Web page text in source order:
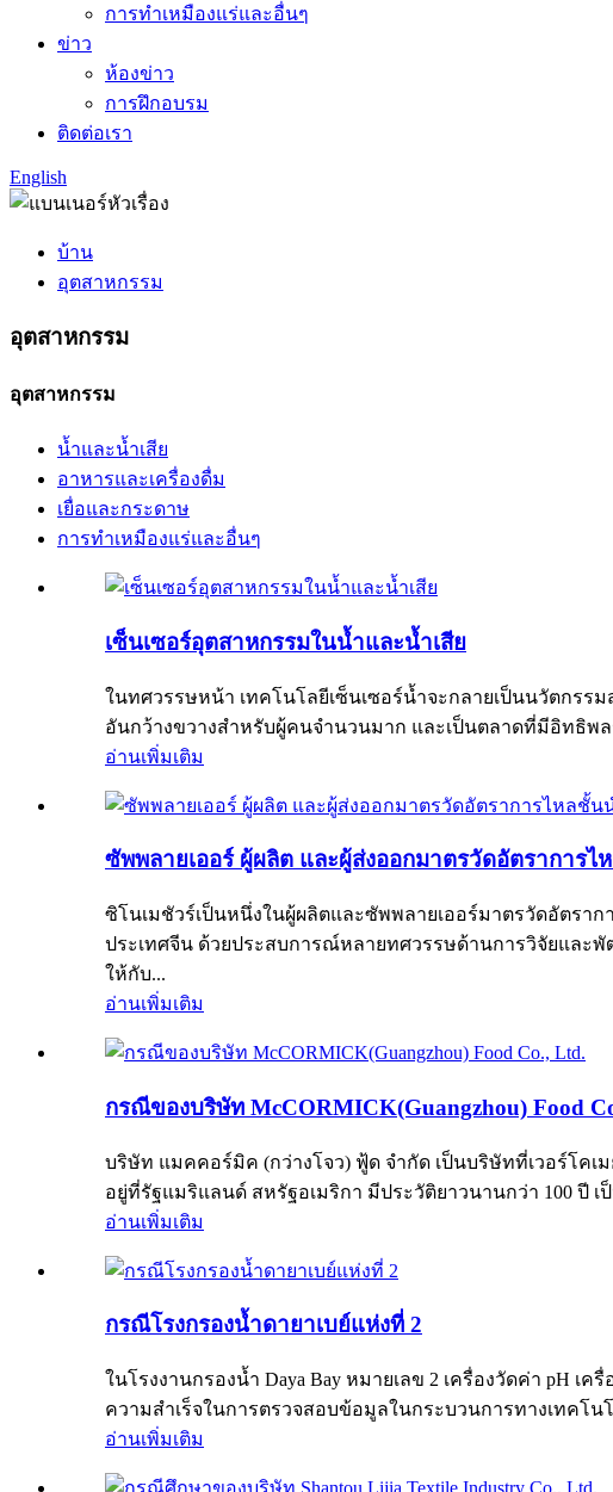
การทำเหมืองแร่และอื่นๆ
ข่าว
ห้องข่าว
การฝึกอบรม
ติดต่อเรา
English
บ้าน
อุตสาหกรรม
อุตสาหกรรม
อุตสาหกรรม
น้ำและน้ำเสีย
อาหารและเครื่องดื่ม
เยื่อและกระดาษ
การทำเหมืองแร่และอื่นๆ
เซ็นเซอร์อุตสาหกรรมในน้ำและน้ำเสีย
ในทศวรรษหน้า เทคโนโลยีเซ็นเซอร์น้ำจะกลายเป็นนวัตกร
อันกว้างขวางสำหรับผู้คนจำนวนมาก และเป็นตลาดที่มีอิทธิพ
อ่านเพิ่มเติม
ซัพพลายเออร์ ผู้ผลิต และผู้ส่งออกมาตรวัดอัตราการไ
ซิโนเมชัวร์เป็นหนึ่งในผู้ผลิตและซัพพลายเออร์มาตรวัดอัตรา
ประเทศจีน ด้วยประสบการณ์หลายทศวรรษด้านการวิจัยและ
ให้กับ...
อ่านเพิ่มเติม
กรณีของบริษัท McCORMICK(Guangzhou) Food
บริษัท แมคคอร์มิค (กว่างโจว) ฟู้ด จำกัด เป็นบริษัทที่เวอร์โค
อยู่ที่รัฐแมริแลนด์ สหรัฐอเมริกา มีประวัติยาวนานกว่า 100 ปี
อ่านเพิ่มเติม
กรณีโรงกรองน้ำดายาเบย์แห่งที่ 2
ในโรงงานกรองน้ำ Daya Bay หมายเลข 2 เครื่องวัดค่า pH
ความสำเร็จในการตรวจสอบข้อมูลในกระบวนการทางเทคโ
อ่านเพิ่มเติม